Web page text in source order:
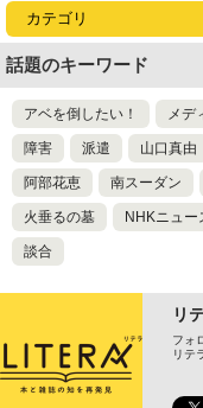
話題のキーワード
アベを倒したい！ メデ
障害 派遣 山口真由
阿部花恵 南スーダン
火垂るの墓 NHKニュー
談合
リ
フォ
リテ